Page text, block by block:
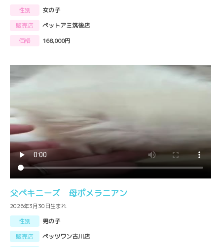
性別
女の子
販売店
ペットアミ筑後店
価格
168,000円
父ペキニーズ 母ポメラニアン
2026年3月30日生まれ
性別
男の子
販売店
ペッツワン古川店